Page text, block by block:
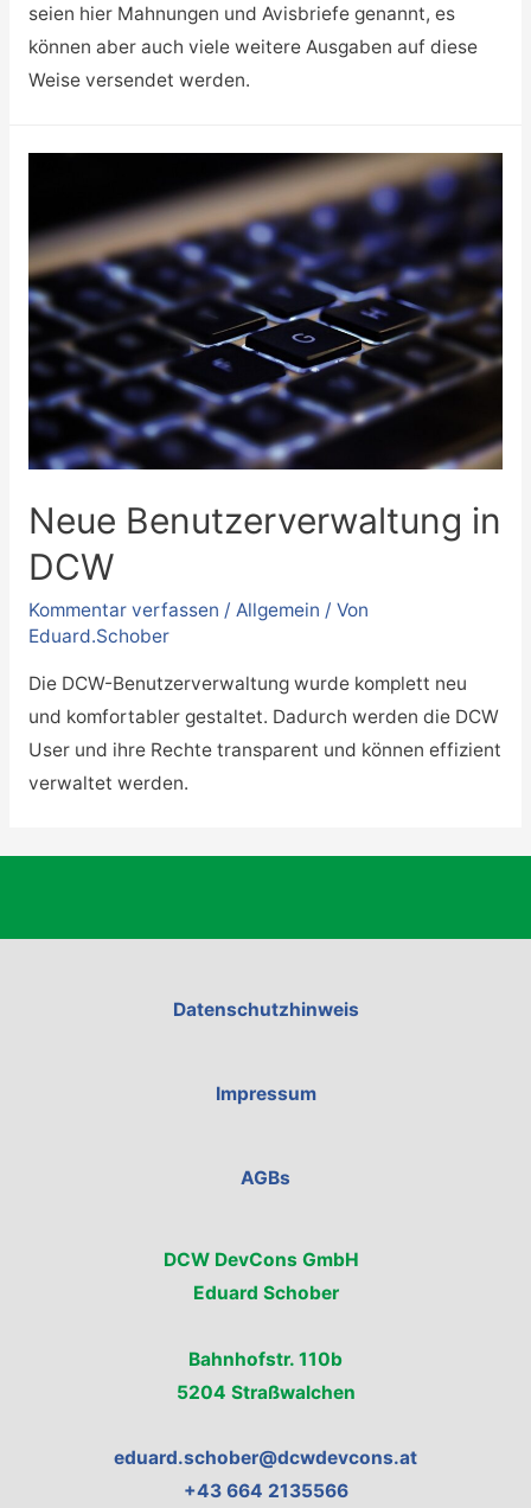
seien hier Mahnungen und Avisbriefe genannt, es
können aber auch viele weitere Ausgaben auf diese
Weise versendet werden.
Neue Benutzerverwaltung in
DCW
Kommentar verfassen / Allgemein / Von
Eduard.Schober
Die DCW-Benutzerverwaltung wurde komplett neu
und komfortabler gestaltet. Dadurch werden die DCW
User und ihre Rechte transparent und können effizient
verwaltet werden.
Datenschutzhinweis
Impressum
AGBs
DCW DevCons GmbH
Eduard Schober
Bahnhofstr. 110b
5204 Straßwalchen
eduard.schober@dcwdevcons.at
+43 664 2135566